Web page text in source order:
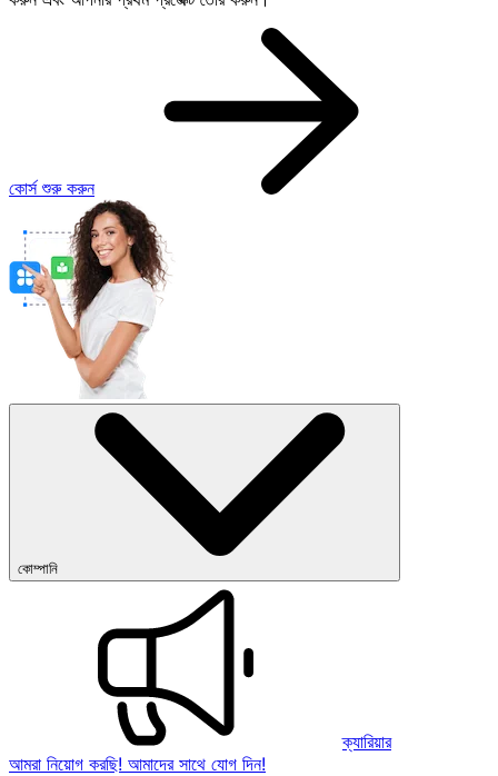
কোর্স শুরু করুন
কোম্পানি
ক্যারিয়ার
আমরা নিয়োগ করছি! আমাদের সাথে যোগ দিন!